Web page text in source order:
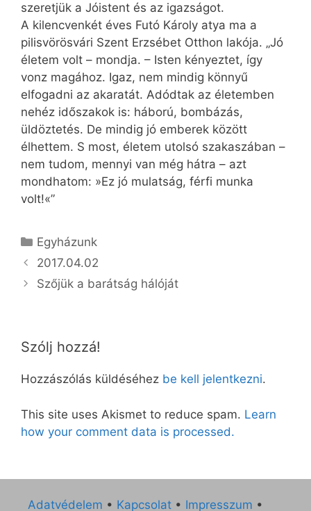
szeretjük a Jóistent és az igazságot.
A kilencvenkét éves Futó Károly atya ma a
pilisvörösvári Szent Erzsébet Otthon lakója. „Jó
életem volt – mondja. – Isten kényeztet, így
vonz magához. Igaz, nem mindig könnyű
elfogadni az akaratát. Adódtak az életemben
nehéz időszakok is: háború, bombázás,
üldöztetés. De mindig jó emberek között
élhettem. S most, életem utolsó szakaszában –
nem tudom, mennyi van még hátra – azt
mondhatom: »Ez jó mulatság, férfi munka
volt!«”
Kategória
Egyházunk
2017.04.02
Szőjük a barátság hálóját
Szólj hozzá!
Hozzászólás küldéséhez be kell jelentkezni.
This site uses Akismet to reduce spam. Learn
how your comment data is processed.
Adatvédelem • Kapcsolat • Impresszum •